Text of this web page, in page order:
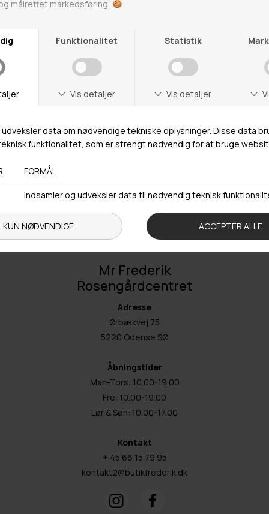
Hestehaven 21 K
Man-Ons: 09.00-15.30
Fre: 09.00-15.30
info@fashiondeluxe.dk
Mr Frederik
Rosengårdcentret
Adresse
Ørbækvej 75
5220 Odense SØ
Åbningstider
Man-Tors: 10.00-19.00
Fre: 10.00-19.00
Lør & Søn: 10.00-17.00
Kontakt
+ 45 66 15 79 95
kontakt2@butikfrederik.dk